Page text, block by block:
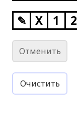
✎ X 1 2
Отменить
Очистить